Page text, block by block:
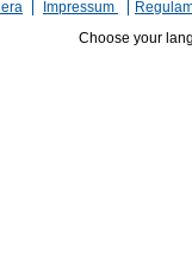
Impressum
Choose your